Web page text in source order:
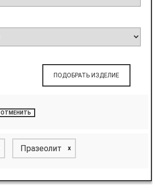
ПОДОБРАТЬ ИЗДЕЛИЕ
ОТМЕНИТЬ
Празеолит x